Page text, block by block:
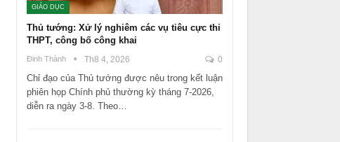
GIÁO DỤC
Thủ tướng: Xử lý nghiêm các vụ tiêu cực thi
THPT, công bố công khai
Đinh Thành Th8 4, 2026 0
Chỉ đạo của Thủ tướng được nêu trong kết luận
phiên họp Chính phủ thường kỳ tháng 7-2026,
diễn ra ngày 3-8. Theo…